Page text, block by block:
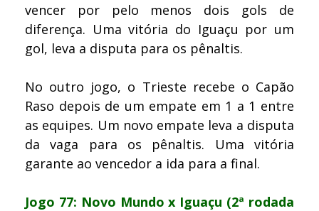
vencer por pelo menos dois gols de
diferença. Uma vitória do Iguaçu por um
gol, leva a disputa para os pênaltis.
No outro jogo, o Trieste recebe o Capão
Raso depois de um empate em 1 a 1 entre
as equipes. Um novo empate leva a disputa
da vaga para os pênaltis. Uma vitória
garante ao vencedor a ida para a final.
Jogo 77: Novo Mundo x Iguaçu (2ª rodada